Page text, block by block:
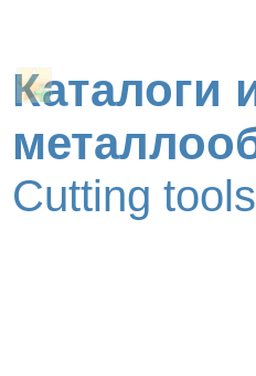
Каталоги
Cutting